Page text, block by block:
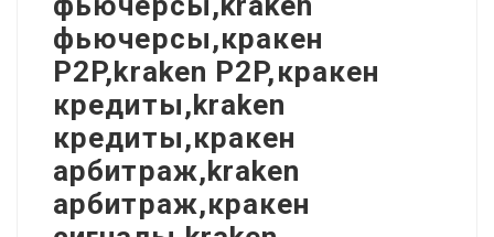
фьючерсы,кракен
P2P,kraken P2P,кракен
кредиты,kraken
кредиты,кракен
арбитраж,kraken
арбитраж,кракен